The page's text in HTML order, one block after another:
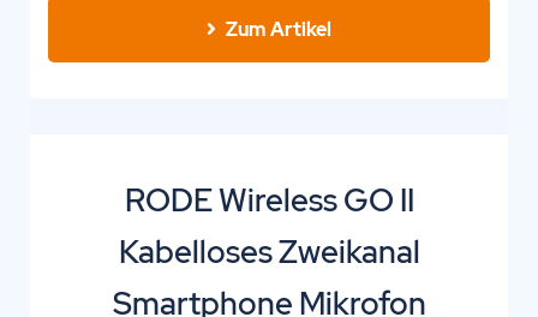
Zum Artikel
RODE Wireless GO II
Kabelloses Zweikanal
Smartphone Mikrofon